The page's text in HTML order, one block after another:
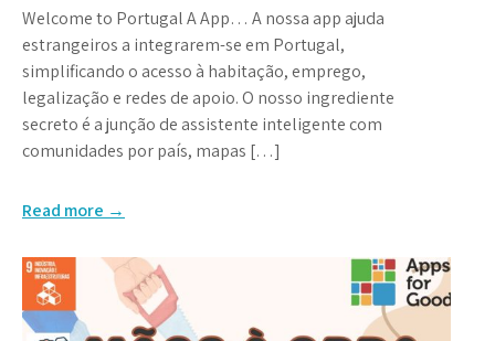
Welcome to Portugal A App… A nossa app ajuda
estrangeiros a integrarem-se em Portugal,
simplificando o acesso à habitação, emprego,
legalização e redes de apoio. O nosso ingrediente
secreto é a junção de assistente inteligente com
comunidades por país, mapas […]
Read more →